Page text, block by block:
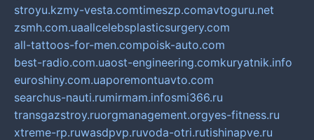
stroyu.kzmy-vesta.comtimeszp.comavtoguru.net
zsmh.com.uaallcelebsplasticsurgery.com
all-tattoos-for-men.compoisk-auto.com
best-radio.com.uaost-engineering.comkuryatnik.info
euroshiny.com.uaporemontuavto.com
searchus-nauti.rumirmam.infosmi366.ru
transgazstroy.ruorgmanagement.orgyes-fitness.ru
xtreme-rp.ruwasdpvp.ruvoda-otri.rutishinapve.ru